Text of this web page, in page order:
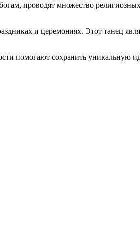
проводят множество
и церемониях. Этот танец
помогают сохранить уникальную